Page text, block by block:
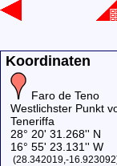
Koordinaten
Faro de Teno
Westlichster Punkt
Teneriffa
28° 20' 31.268'' N
16° 55' 23.131'' W
(28.342019,-